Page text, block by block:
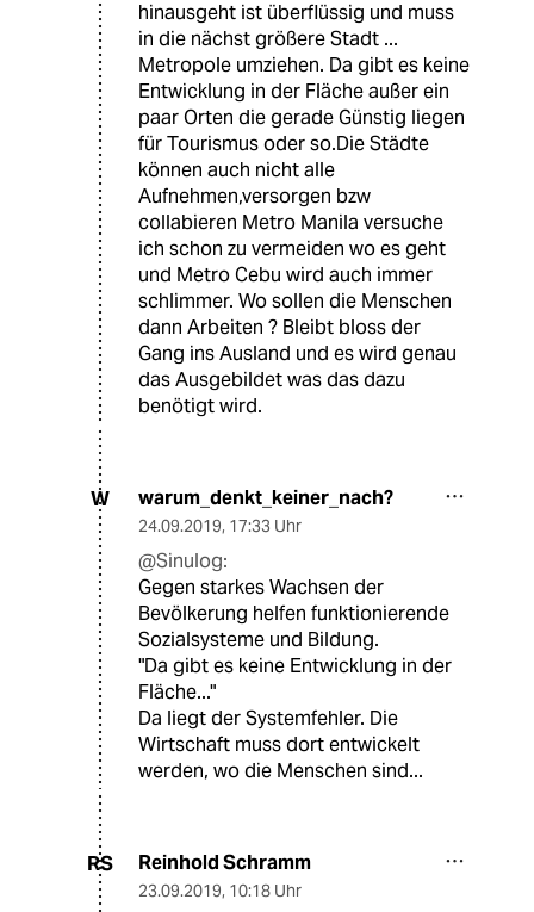
hinausgeht ist überflüssig und muss
in die nächst größere Stadt ...
Metropole umziehen. Da gibt es keine
Entwicklung in der Fläche außer ein
paar Orten die gerade Günstig liegen
für Tourismus oder so.Die Städte
können auch nicht alle
Aufnehmen,versorgen bzw
collabieren Metro Manila versuche
ich schon zu vermeiden wo es geht
und Metro Cebu wird auch immer
schlimmer. Wo sollen die Menschen
dann Arbeiten ? Bleibt bloss der
Gang ins Ausland und es wird genau
das Ausgebildet was das dazu
benötigt wird.
W warum_denkt_keiner_nach?
24.09.2019, 17:33 Uhr
@Sinulog:
Gegen starkes Wachsen der
Bevölkerung helfen funktionierende
Sozialsysteme und Bildung.
"Da gibt es keine Entwicklung in der
Fläche..."
Da liegt der Systemfehler. Die
Wirtschaft muss dort entwickelt
werden, wo die Menschen sind...
RS Reinhold Schramm
23.09.2019, 10:18 Uhr